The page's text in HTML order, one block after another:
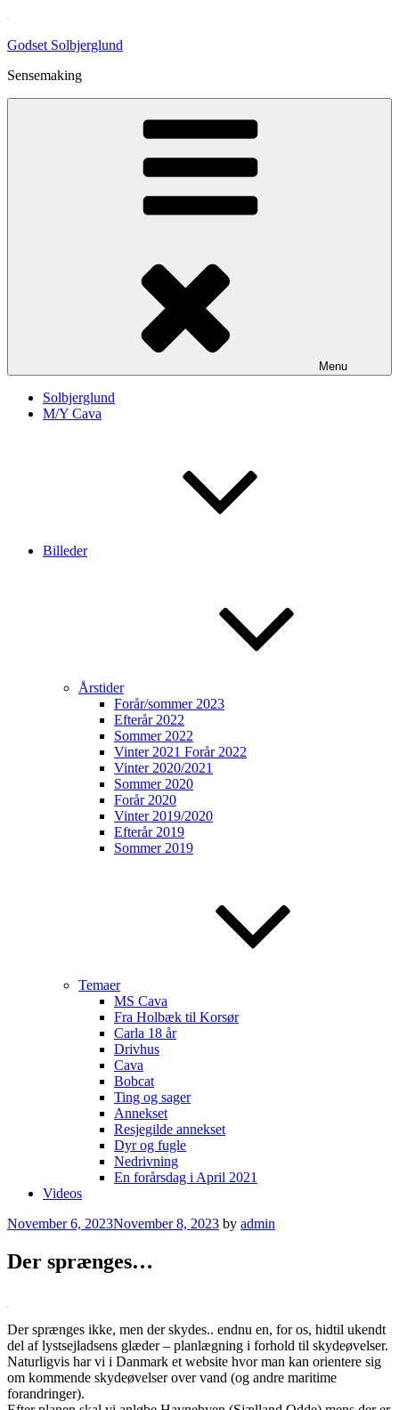
content
Godset Solbjerglund
Sensemaking
Menu
Solbjerglund
M/Y Cava
Billeder
Årstider
Forår/sommer 2023
Efterår 2022
Sommer 2022
Vinter 2021 Forår 2022
Vinter 2020/2021
Sommer 2020
Forår 2020
Vinter 2019/2020
Efterår 2019
Sommer 2019
Temaer
MS Cava
Fra Holbæk til Korsør
Carla 18 år
Drivhus
Cava
Bobcat
Ting og sager
Annekset
Resjegilde annekset
Dyr og fugle
Nedrivning
En forårsdag i April 2021
Videos
Posted
November 6, 2023November 8, 2023 by admin
Der sprænges…
Der sprænges ikke, men der skydes.. endnu en, for os, hidtil ukendt
del af lystsejladsens glæder – planlægning i forhold til skydeøvelser.
Naturligvis har vi i Danmark et website hvor man kan orientere sig
om kommende skydeøvelser over vand (og andre maritime
forandringer).